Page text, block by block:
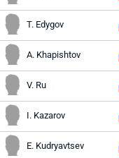
T. Edygov
A. Khapishtov
V. Ru
I. Kazarov
E. Kudryavtsev